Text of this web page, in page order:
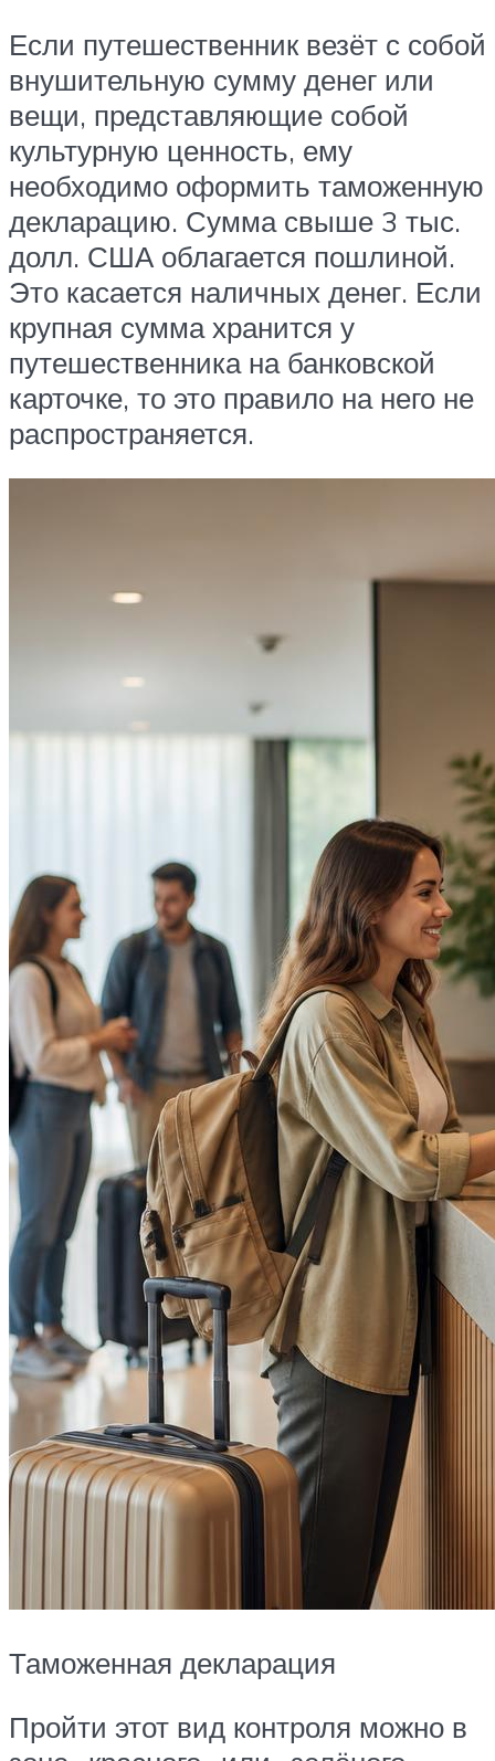
Если путешественник везёт с собой
внушительную сумму денег или
вещи, представляющие собой
культурную ценность, ему
необходимо оформить таможенную
декларацию. Сумма свыше 3 тыс.
долл. США облагается пошлиной.
Это касается наличных денег. Если
крупная сумма хранится у
путешественника на банковской
карточке, то это правило на него не
распространяется.
Таможенная декларация
Пройти этот вид контроля можно в